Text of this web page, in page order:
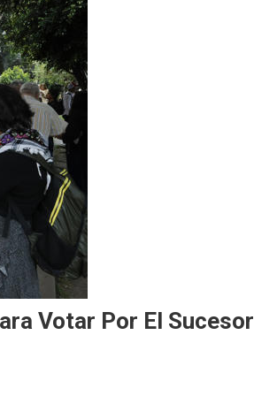
Votar Por El Sucesor